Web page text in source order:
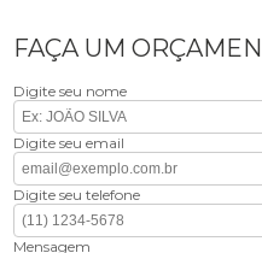
FAÇA UM
Digite seu nome
Digite seu email
Digite seu telefone
Mensagem